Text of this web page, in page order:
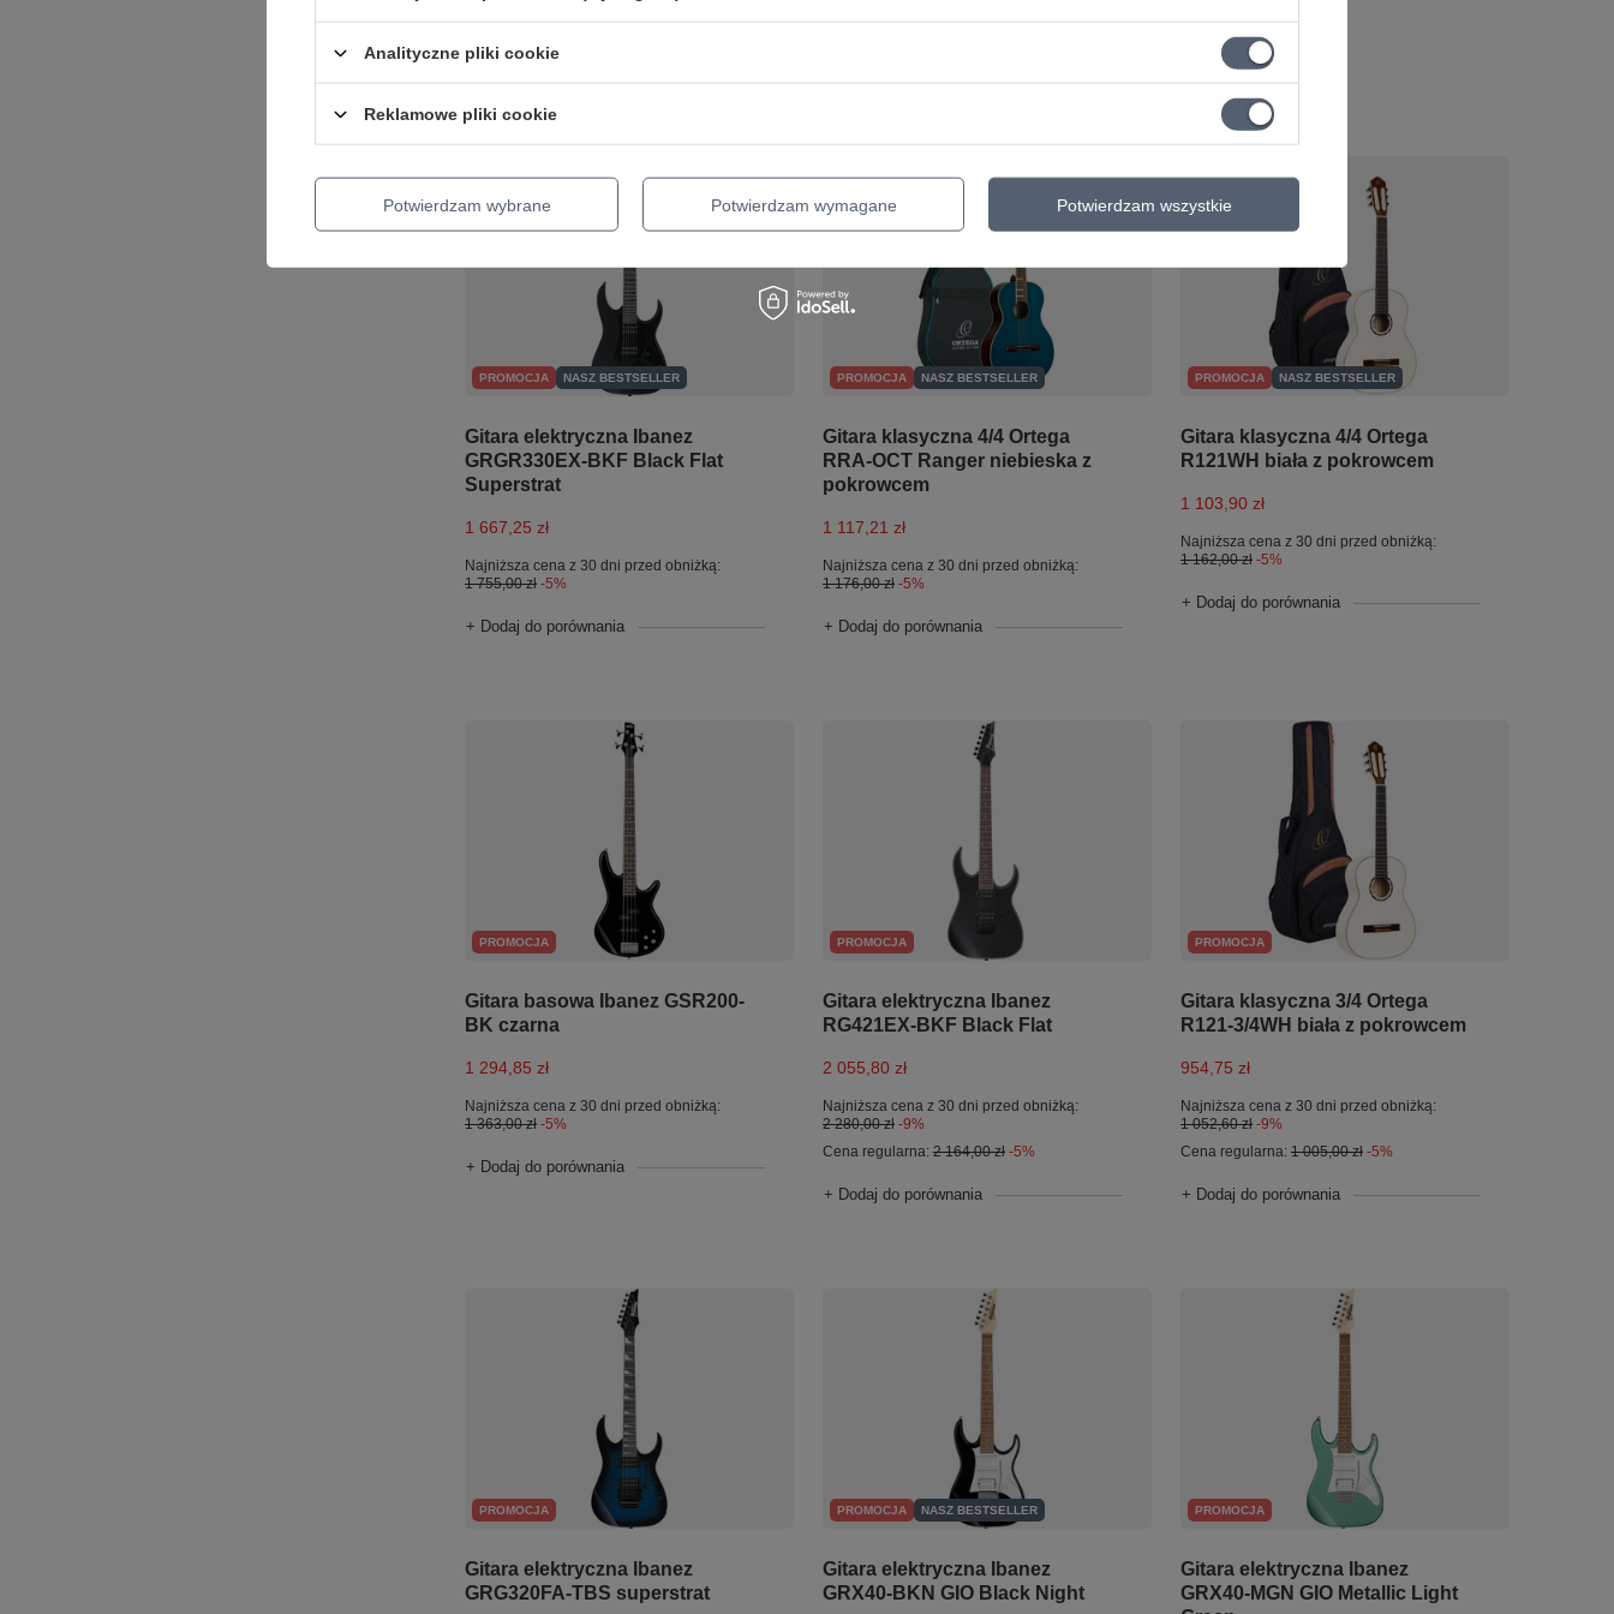
+ Dodaj do porównania
PROMOCJA NASZ BESTSELLER
Gitara elektryczna Ibanez
GRGR330EX-BKF Black Flat
Superstrat
1 667,25 zł
Najniższa cena z 30 dni przed obniżką:
1 755,00 zł -5%
+ Dodaj do porównania
PROMOCJA NASZ BESTSELLER
Gitara klasyczna 4/4 Ortega
RRA-OCT Ranger niebieska z
pokrowcem
1 117,21 zł
Najniższa cena z 30 dni przed obniżką:
1 176,00 zł -5%
+ Dodaj do porównania
PROMOCJA NASZ BESTSELLER
Gitara klasyczna 4/4 Ortega
R121WH biała z pokrowcem
1 103,90 zł
Najniższa cena z 30 dni przed obniżką:
1 162,00 zł -5%
+ Dodaj do porównania
PROMOCJA
Gitara basowa Ibanez GSR200-
BK czarna
1 294,85 zł
Najniższa cena z 30 dni przed obniżką:
1 363,00 zł -5%
+ Dodaj do porównania
PROMOCJA
Gitara elektryczna Ibanez
RG421EX-BKF Black Flat
2 055,80 zł
Najniższa cena z 30 dni przed obniżką:
2 280,00 zł -9%
Cena regularna: 2 164,00 zł -5%
+ Dodaj do porównania
PROMOCJA
Gitara klasyczna 3/4 Ortega
R121-3/4WH biała z pokrowcem
954,75 zł
Najniższa cena z 30 dni przed obniżką:
1 052,60 zł -9%
Cena regularna: 1 005,00 zł -5%
+ Dodaj do porównania
PROMOCJA
Gitara elektryczna Ibanez
GRG320FA-TBS superstrat
PROMOCJA NASZ BESTSELLER
Gitara elektryczna Ibanez
GRX40-BKN GIO Black Night
PROMOCJA
Gitara elektryczna Ibanez
GRX40-MGN GIO Metallic Light
Analityczne pliki cookie
Reklamowe pliki cookie
Potwierdzam wybrane Potwierdzam wymagane Potwierdzam wszystkie